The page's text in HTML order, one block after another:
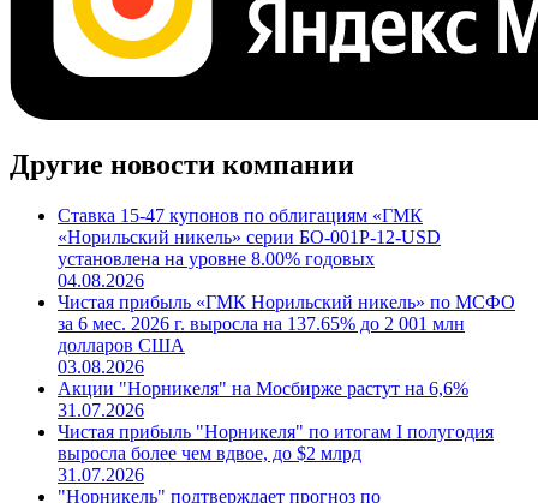
Другие новости компании
Ставка 15-47 купонов по облигациям «ГМК
«Норильский никель» серии БО-001P-12-USD
установлена на уровне 8.00% годовых
04.08.2026
Чистая прибыль «ГМК Норильский никель» по МСФО
за 6 мес. 2026 г. выросла на 137.65% до 2 001 млн
долларов США
03.08.2026
Акции "Норникеля" на Мосбирже растут на 6,6%
31.07.2026
Чистая прибыль "Норникеля" по итогам I полугодия
выросла более чем вдвое, до $2 млрд
31.07.2026
"Норникель" подтверждает прогноз по